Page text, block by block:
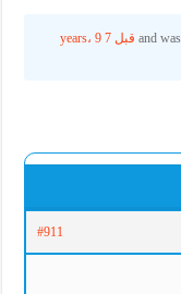
قبل 7 years، 9
#911